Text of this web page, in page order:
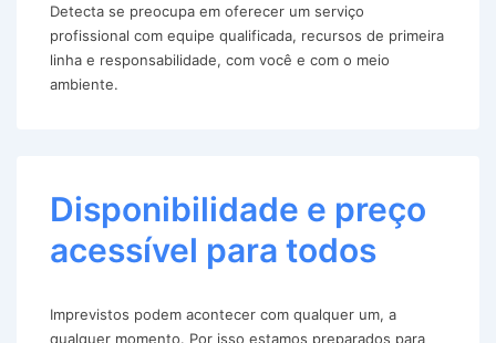
Detecta se preocupa em oferecer um serviço
profissional com equipe qualificada, recursos de primeira
linha e responsabilidade, com você e com o meio
ambiente.
Disponibilidade e preço
acessível para todos
Imprevistos podem acontecer com qualquer um, a
qualquer momento. Por isso estamos preparados para